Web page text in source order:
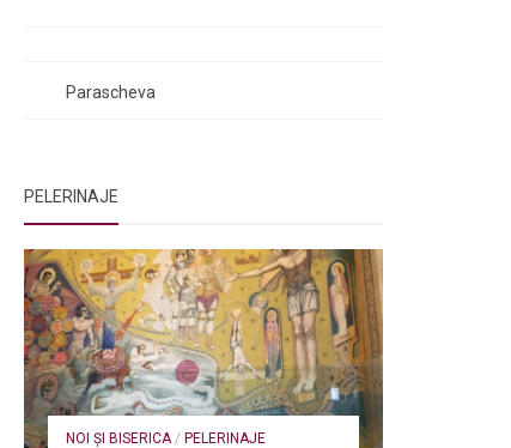
Parascheva
PELERINAJE
NOI ȘI BISERICA / PELERINAJE